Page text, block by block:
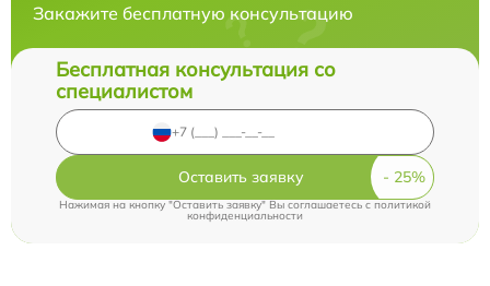
Закажите бесплатную консультацию
Бесплатная консультация со
специалистом
Оставить заявку
Нажимая на кнопку "Оставить заявку" Вы соглашаетесь cполитикой
конфиденциальности